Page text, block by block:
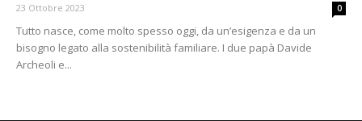
23 Ottobre 2023 0
Tutto nasce, come molto spesso oggi, da un’esigenza e da un
bisogno legato alla sostenibilità familiare. I due papà Davide
Archeoli e...